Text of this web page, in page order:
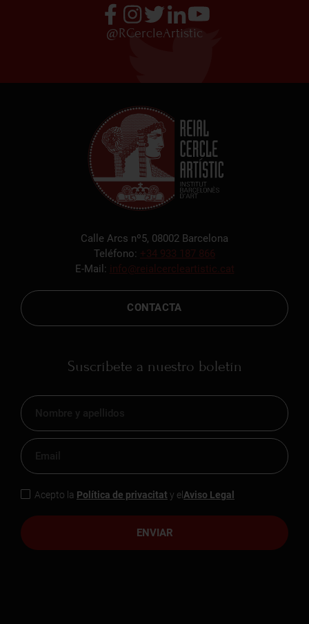
@RCercleArtistic
Calle Arcs nº5, 08002 Barcelona
Teléfono: +34 933 187 866
E-Mail: info@reialcercleartistic.cat
CONTACTA
Suscríbete a nuestro boletín
ENVIAR
Acepto la Política de privacitat y el Aviso Legal